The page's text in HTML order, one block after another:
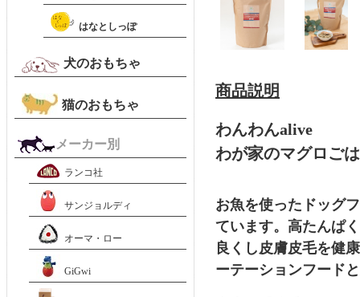
商品説明
わんわんalive
わが家のマグロ
お魚を使ったドッグ
ています。高たんぱ
良くし皮膚皮毛を健
ーテーションフード
はなとしっぽ
犬のおもちゃ
猫のおもちゃ
メーカー別
ランコ社
サンジョルディ
オーマ・ロー
GiGwi